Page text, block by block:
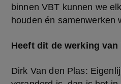
binnen VBT kunnen we
houden én samenwerken
Heeft dit de werking
Dirk Van den Plas: